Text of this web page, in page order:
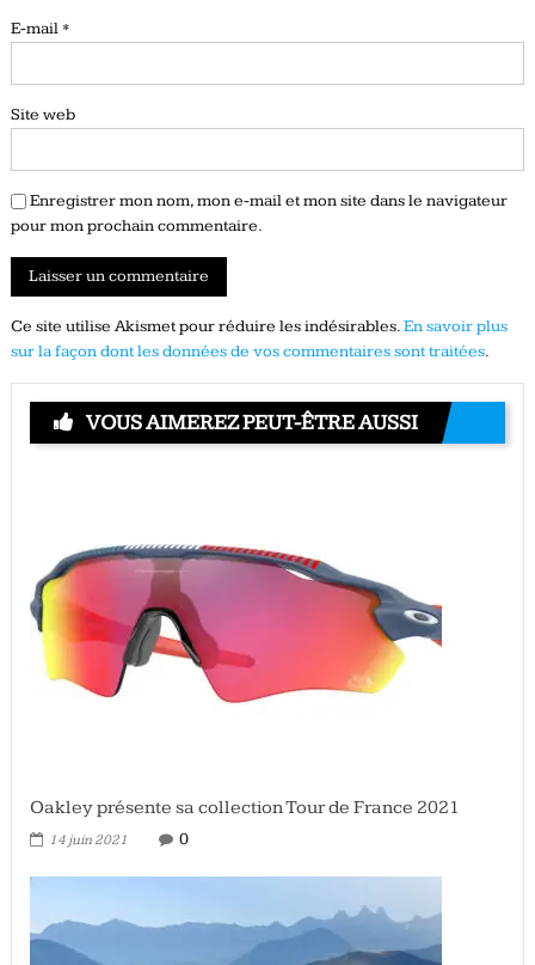
E-mail *
Site web
Enregistrer mon nom, mon e-mail et mon site dans le navigateur
pour mon prochain commentaire.
Ce site utilise Akismet pour réduire les indésirables.En savoir plus
sur la façon dont les données de vos commentaires sont traitées.
VOUS AIMEREZ PEUT-ÊTRE AUSSI
Oakley présente sa collection Tour de France 2021
14 juin 2021 0